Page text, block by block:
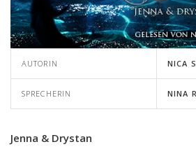
AUTORIN NICA
SPRECHERIN NINA
Jenna & Drystan